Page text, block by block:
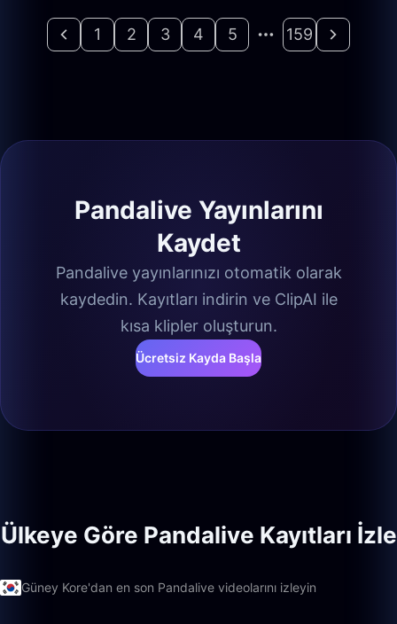
1 2 3 4 5 159
Pandalive Yayınlarını
Kaydet
Pandalive yayınlarınızı otomatik olarak
kaydedin. Kayıtları indirin ve ClipAI ile
kısa klipler oluşturun.
Ücretsiz Kayda Başla
Ülkeye Göre Pandalive Kayıtları İzle
Güney Kore'dan en son Pandalive videolarını izleyin